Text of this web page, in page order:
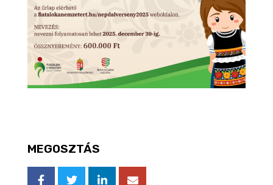
MEGOSZTÁS